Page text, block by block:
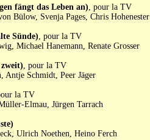
fängt das Leben an), pour la TV
Bülow, Svenja Pages, Chris Hohenester
Sünde), pour la TV
Michael Hanemann, Renate Grosser
, pour la TV
Antje Schmidt, Peer Jäger
la TV
Elmau, Jürgen Tarrach
Ulrich Noethen, Heino Ferch